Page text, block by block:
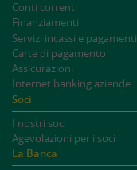
Conti correnti
Finanziamenti
Servizi incassi e pagamenti
Carte di pagamento
Assicurazioni
Internet banking aziende
Soci
I nostri soci
Agevolazioni per i soci
La Banca